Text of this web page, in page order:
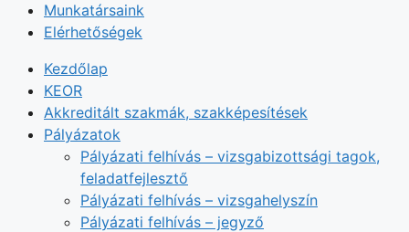
Munkatársaink
Elérhetőségek
Kezdőlap
KEOR
Akkreditált szakmák, szakképesítések
Pályázatok
Pályázati felhívás – vizsgabizottsági tagok,
feladatfejlesztő
Pályázati felhívás – vizsgahelyszín
Pályázati felhívás – jegyző